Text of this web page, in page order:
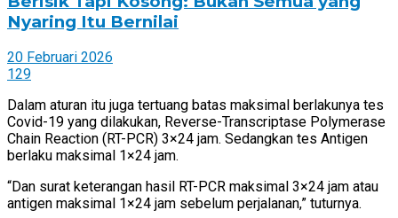
Nyaring Itu Bernilai
20 Februari 2026
129
Dalam aturan itu juga tertuang batas maksimal berlakunya tes
Covid-19 yang dilakukan, Reverse-Transcriptase Polymerase
Chain Reaction (RT-PCR) 3×24 jam. Sedangkan tes Antigen
berlaku maksimal 1×24 jam.
“Dan surat keterangan hasil RT-PCR maksimal 3×24 jam atau
antigen maksimal 1×24 jam sebelum perjalanan,” tuturnya.